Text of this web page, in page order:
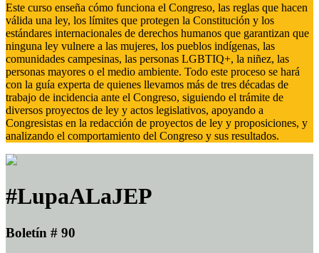
Este curso enseña cómo funciona el Congreso, las reglas que hacen
válida una ley, los límites que protegen la Constitución y los
estándares internacionales de derechos humanos que garantizan que
ninguna ley vulnere a las mujeres, los pueblos indígenas, las
comunidades campesinas, las personas LGBTIQ+, la niñez, las
personas mayores o el medio ambiente. Todo este proceso se hará
con la guía experta de quienes llevamos más de tres décadas de
trabajo de incidencia ante el Congreso, siguiendo el trámite de
diversos proyectos de ley y actos legislativos, apoyando a
Congresistas en la redacción de proyectos de ley y proposiciones, y
analizando el comportamiento del Congreso y sus resultados.
#LupaALaJEP
Boletín # 90